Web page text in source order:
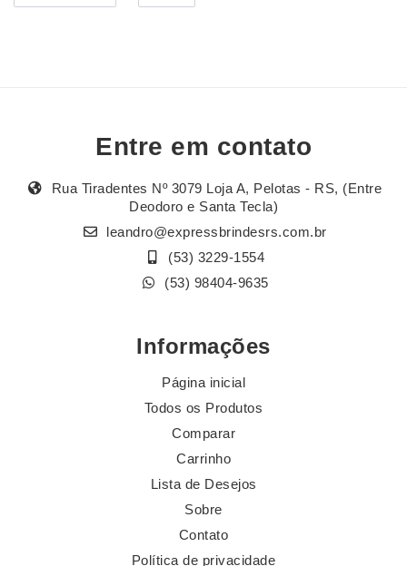
Entre em contato
Rua Tiradentes Nº 3079 Loja A, Pelotas - RS, (Entre
Deodoro e Santa Tecla)
leandro@expressbrindesrs.com.br
(53) 3229-1554
(53) 98404-9635
Informações
Página inicial
Todos os Produtos
Comparar
Carrinho
Lista de Desejos
Sobre
Contato
Política de privacidade